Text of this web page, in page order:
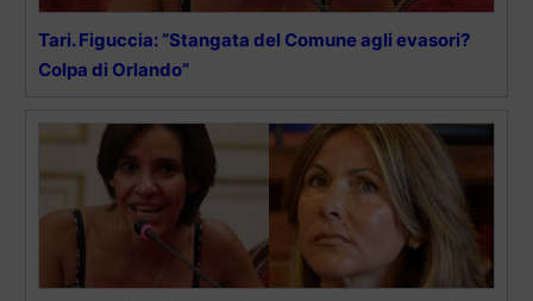
Tari. Figuccia: “Stangata del Comune agli evasori?
Colpa di Orlando”